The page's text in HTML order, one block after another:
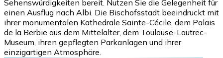
Sehenswürdigkeiten bereit. Nutzen Sie die Gelegenheit für
einen Ausflug nach Albi. Die Bischofsstadt beeindruckt mit
ihrer monumentalen Kathedrale Sainte-Cécile, dem Palais
de la Berbie aus dem Mittelalter, dem Toulouse-Lautrec-
Museum, ihren gepflegten Parkanlagen und ihrer
einzigartigen Atmosphäre.